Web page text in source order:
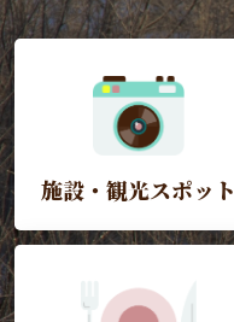
施設・観光スポット